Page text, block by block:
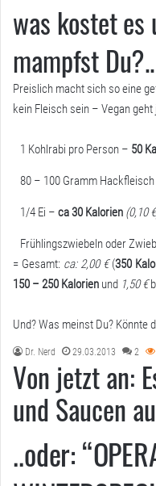
was kostet
mampfst Du?..
Preislich macht sich so eine
kein Fleisch sein – Vegan
1 Kohlrabi pro Person – 50
80 – 100 Gramm
1/4 Ei – ca 30 Kalorien (0,10
Frühlingszwiebeln oder
= Gesamt: ca: 2,00 €(350
150 – 250 Kalorien und 1,50 €
Und? Was meinst Du? Könnte
Dr. Nerd 29.03.2013 2
Von jetzt an:
und Saucen
..oder: